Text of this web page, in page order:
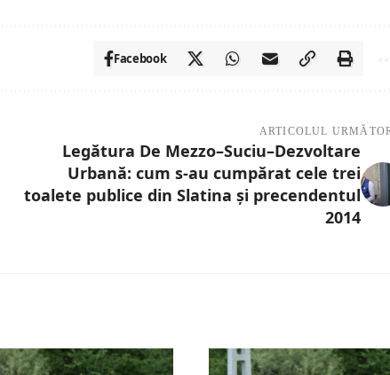
Facebook
ARTICOLUL
Legătura De Mezzo–Suciu–Dezvoltare
Urbană: cum s-au cumpărat cele trei
toalete publice din Slatina şi precendentul
2014